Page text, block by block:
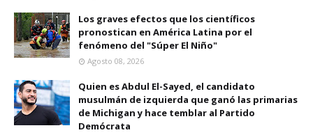
Los graves efectos que los científicos
pronostican en América Latina por el
fenómeno del "Súper El Niño"
Agosto 08, 2026
Quien es Abdul El-Sayed, el candidato
musulmán de izquierda que ganó las primarias
de Michigan y hace temblar al Partido
Demócrata